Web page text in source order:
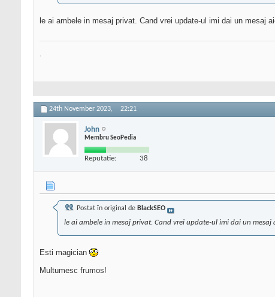
le ai ambele in mesaj privat. Cand vrei update-ul imi dai un mesaj
.
24th November 2023, 22:21
John
Membru SeoPedia
Reputatie: 38
Postat în original de BlackSEO
le ai ambele in mesaj privat. Cand vrei update-ul imi dai un
Esti magician
Multumesc frumos!